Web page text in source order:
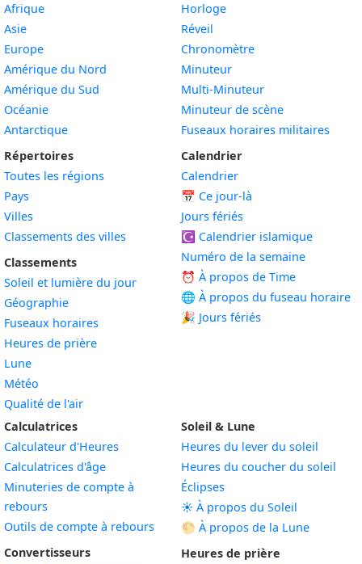
Afrique
Asie
Europe
Amérique du Nord
Amérique du Sud
Océanie
Antarctique
Répertoires
Toutes les régions
Pays
Villes
Classements des villes
Classements
Soleil et lumière du jour
Géographie
Fuseaux horaires
Heures de prière
Lune
Météo
Qualité de l'air
Horloge
Réveil
Chronomètre
Minuteur
Multi-Minuteur
Minuteur de scène
Fuseaux horaires militaires
Calendrier
Calendrier
📅 Ce jour-là
Jours fériés
☪️ Calendrier islamique
Numéro de la semaine
⏰ À propos de Time
🌐 À propos du fuseau horaire
🎉 Jours fériés
Calculatrices
Calculateur d'Heures
Calculatrices d'âge
Minuteries de compte à
rebours
Outils de compte à rebours
Convertisseurs
Soleil & Lune
Heures du lever du soleil
Heures du coucher du soleil
Éclipses
☀️ À propos du Soleil
🌕 À propos de la Lune
Heures de prière